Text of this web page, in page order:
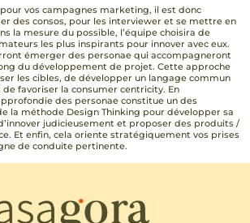
vos campagnes marketing, il est donc
des consos, pour les interviewer et se mettre en
la mesure du possible, l’équipe choisira de
les plus inspirants pour innover avec eux.
émerger des personae qui accompagneront
du développement de projet. Cette approche
les cibles, de développer un langage commun
favoriser la consumer centricity.​ En
des personae constitue un des
la méthode Design Thinking pour développer sa
judicieusement et proposer des produits /
Et enfin, cela oriente stratégiquement vos prises
de conduite pertinente.